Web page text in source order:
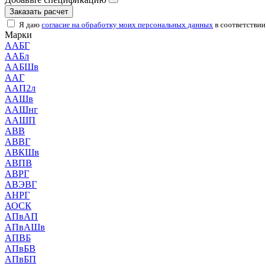
Заказать расчет
Я даю согласие на обработку моих персональных данных в
Марки
ААБГ
ААБл
ААБШв
ААГ
ААП2л
ААШв
ААШнг
ААШП
АВВ
АВВГ
АВКШв
АВПВ
АВРГ
АВЭВГ
АНРГ
АОСК
АПвАП
АПвАШв
АПВБ
АПвБВ
АПвБП